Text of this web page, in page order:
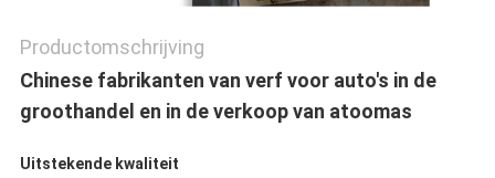
Productomschrijving
Chinese fabrikanten van verf voor auto's in de
groothandel en in de verkoop van atoomas
Uitstekende kwaliteit